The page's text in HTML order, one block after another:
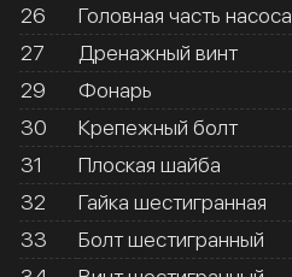
26
Головная часть насоса
27
Дренажный винт
29
Фонарь
30
Крепежный болт
31
Плоская шайба
32
Гайка шестигранная
33
Болт шестигранный